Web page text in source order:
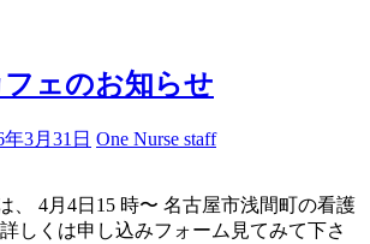
ェのお知らせ
年3月31日 One Nurse staff
、 4月4日15 時〜 名古屋市浅間町の看護
しくは申し込みフォーム見てみて下さ